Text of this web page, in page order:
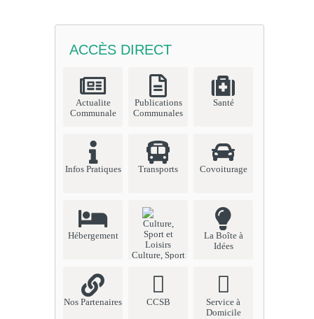
ACCÈS DIRECT
Actualite
Communale
Publications
Communales
Santé
Infos Pratiques Transports Covoiturage
Hébergement
Culture, Sport
La Boîte à
Idées
Nos Partenaires CCSB
Service à
Domicile